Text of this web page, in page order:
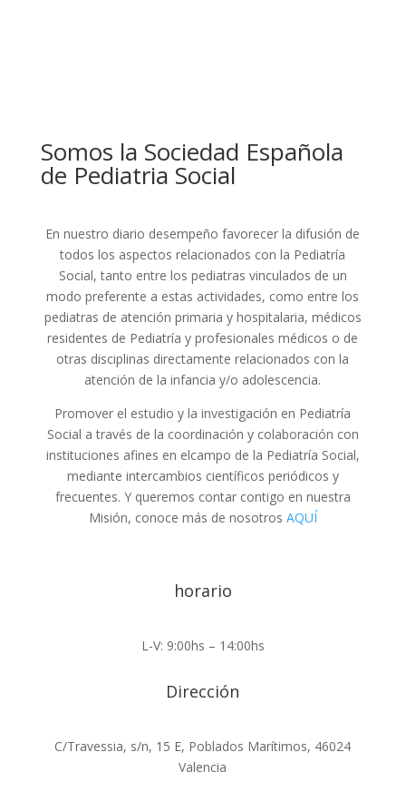
Somos la Sociedad Española
de Pediatria Social
En nuestro diario desempeño favorecer la difusión de
todos los aspectos relacionados con la Pediatría
Social, tanto entre los pediatras vinculados de un
modo preferente a estas actividades, como entre los
pediatras de atención primaria y hospitalaria, médicos
residentes de Pediatría y profesionales médicos o de
otras disciplinas directamente relacionados con la
atención de la infancia y/o adolescencia.
Promover el estudio y la investigación en Pediatría
Social a través de la coordinación y colaboración con
instituciones afines en elcampo de la Pediatría Social,
mediante intercambios científicos periódicos y
frecuentes. Y queremos contar contigo en nuestra
Misión, conoce más de nosotros AQUÍ
horario
L-V: 9:00hs – 14:00hs
Dirección
C/Travessia, s/n, 15 E, Poblados Marítimos, 46024
Valencia